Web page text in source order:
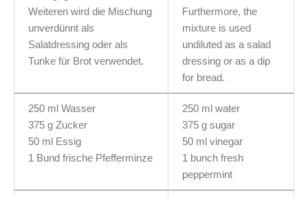
Weiteren wird die Mischung
unverdünnt als
Salatdressing oder als
Tunke für Brot verwendet.
Furthermore, the
mixture is used
undiluted as a salad
dressing or as a dip
for bread.
250 ml Wasser
375 g Zucker
50 ml Essig
1 Bund frische Pfefferminze
250 ml water
375 g sugar
50 ml vinegar
1 bunch fresh
peppermint